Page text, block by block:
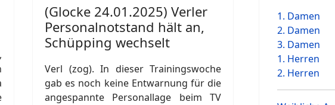
(Glocke 24.01.2025) Verler
Personalnotstand hält an,
Schüpping wechselt
Verl (zog). In dieser Trainingswoche
gab es noch keine Entwarnung für die
angespannte Personallage beim TV
1. Damen
2. Damen
3. Damen
1. Herren
2. Herren